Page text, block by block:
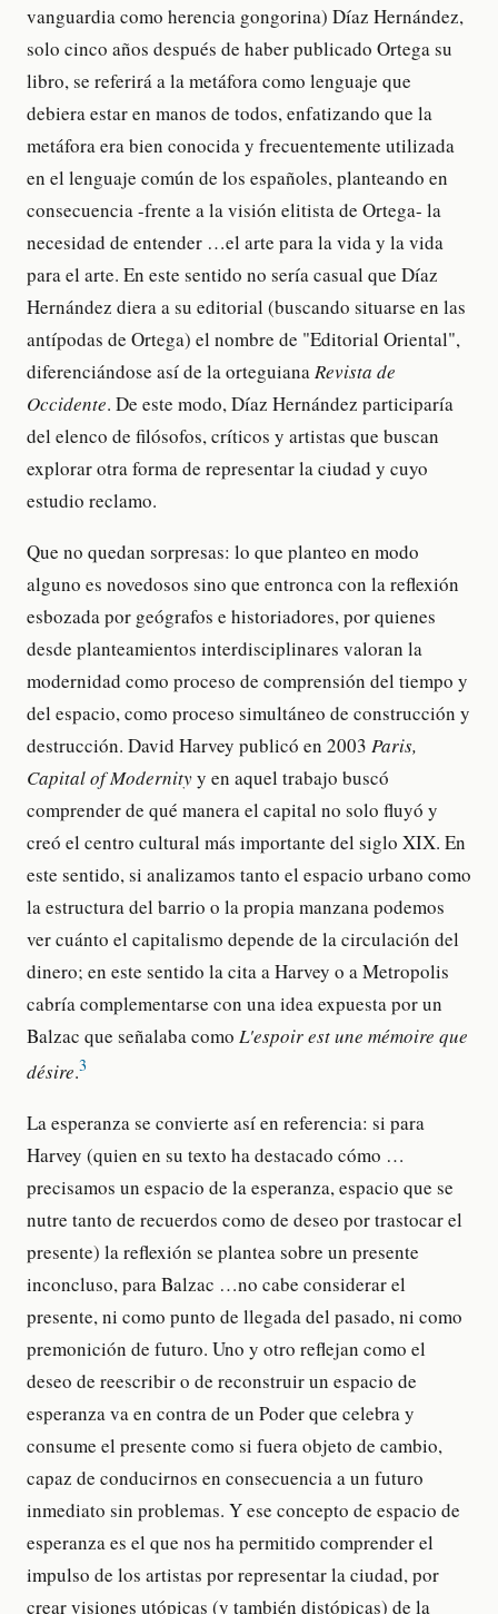
vanguardia como herencia gongorina) Díaz Hernández,
solo cinco años después de haber publicado Ortega su
libro, se referirá a la metáfora como lenguaje que
debiera estar en manos de todos, enfatizando que la
metáfora era bien conocida y frecuentemente utilizada
en el lenguaje común de los españoles, planteando en
consecuencia -frente a la visión elitista de Ortega- la
necesidad de entender …el arte para la vida y la vida
para el arte. En este sentido no sería casual que Díaz
Hernández diera a su editorial (buscando situarse en las
antípodas de Ortega) el nombre de "Editorial Oriental",
diferenciándose así de la orteguianaRevista de
Occidente. De este modo, Díaz Hernández participaría
del elenco de filósofos, críticos y artistas que buscan
explorar otra forma de representar la ciudad y cuyo
estudio reclamo.
Que no quedan sorpresas: lo que planteo en modo
alguno es novedosos sino que entronca con la reflexión
esbozada por geógrafos e historiadores, por quienes
desde planteamientos interdisciplinares valoran la
modernidad como proceso de comprensión del tiempo y
del espacio, como proceso simultáneo de construcción y
destrucción. David Harvey publicó en 2003 Paris,
Capital of Modernityy en aquel trabajo buscó
comprender de qué manera el capital no solo fluyó y
creó el centro cultural más importante del siglo XIX. En
este sentido, si analizamos tanto el espacio urbano como
la estructura del barrio o la propia manzana podemos
ver cuánto el capitalismo depende de la circulación del
dinero; en este sentido la cita a Harvey o a Metropolis
cabría complementarse con una idea expuesta por un
Balzac que señalaba como L'espoir est une mémoire que
désire.3
La esperanza se convierte así en referencia: si para
Harvey (quien en su texto ha destacado cómo …
precisamos un espacio de la esperanza, espacio que se
nutre tanto de recuerdos como de deseo por trastocar el
presente) la reflexión se plantea sobre un presente
inconcluso, para Balzac …no cabe considerar el
presente, ni como punto de llegada del pasado, ni como
premonición de futuro. Uno y otro reflejan como el
deseo de reescribir o de reconstruir un espacio de
esperanza va en contra de un Poder que celebra y
consume el presente como si fuera objeto de cambio,
capaz de conducirnos en consecuencia a un futuro
inmediato sin problemas. Y ese concepto de espacio de
esperanza es el que nos ha permitido comprender el
impulso de los artistas por representar la ciudad, por
crear visiones utópicas (y también distópicas) de la